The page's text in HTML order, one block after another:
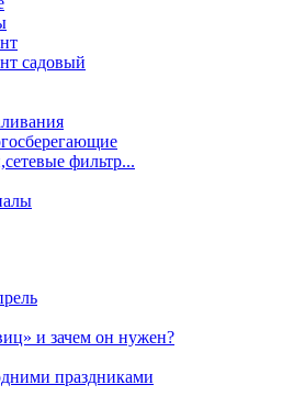
садовый
фильтр...
и зачем он нужен?
праздниками